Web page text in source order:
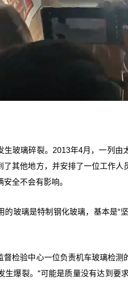
生玻璃碎裂。2013年4月，一列
其他地方，并安排了一位工作人
全不会有影响。
的玻璃是特制钢化玻璃，基本是“
督检验中心一位负责机车玻璃检
生爆裂。“可能是质量没有达到